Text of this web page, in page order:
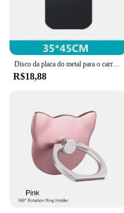
Disco da placa do metal para o carro magnético, suporte do telefone, folha fina do ferro, disco da etiqueta, ímã, tabuleta, secretária, montagem do suporte, redondo
R$18,88